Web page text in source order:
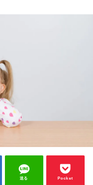
送る Pocket